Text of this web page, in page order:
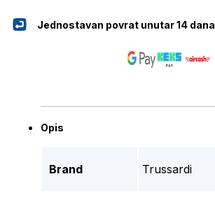
Jednostavan povrat unutar 14 dana
Opis
Brand Trussardi